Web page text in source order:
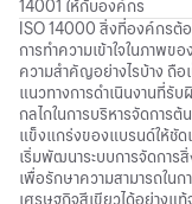
14001 ให้กับองค์กร
ISO 14000 สิ่งที่องค์กรต้อ
การทำความเข้าใจในภาพข
ความสำคัญอย่างไรบ้าง ถื
แนวทางการดำเนินงานที่รั
กลไกในการบริหารจัดการ
แข็งแกร่งของแบรนด์ให้ชัด
เริ่มพัฒนาระบบการจัดการ
เพื่อรักษาความสามารถในก
เศรษฐกิจสีเขียวได้อย่างแท้